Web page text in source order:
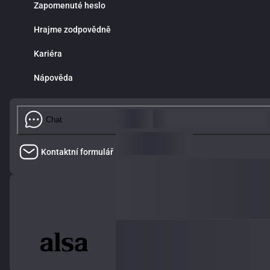
Zapomenuté heslo
Hrajme zodpovědně
Kariéra
Nápověda
Chat
Kontaktní formulář